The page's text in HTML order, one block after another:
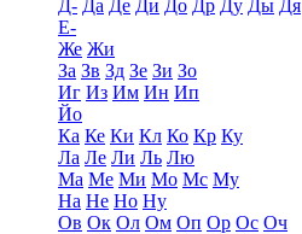
Д- Да Де Ди До Др Ду Ды Дя
Е-
Же Жи
За Зв Зд Зе Зи Зо
Иг Из Им Ин Ип
Йо
Ка Ке Ки Кл Ко Кр Ку
Ла Ле Ли Ль Лю
Ма Ме Ми Мо Мс Му
На Не Но Ну
Ов Ок Ол Ом Оп Ор Ос Оч